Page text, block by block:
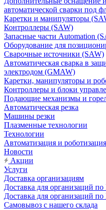
автоматической сварки под
Каретки и манипуляторы
Контроллеры (SAW)
Запасные части Automation
Оборудование для
Сварочные источники (SAW)
Автоматическая сварка в
электродом (GMAW)
Каретки, манипуляторы и
Контроллеры и блоки
Подающие механизмы и
Автоматическая резка
Машины резки
Плазменные технологии
Технологии
Автоматизация и роботизация
Новости
Акции
Услуги
Доставка организациям
Доставка для организаций по
Доставка для организаций
Самовывоз с нашего склада